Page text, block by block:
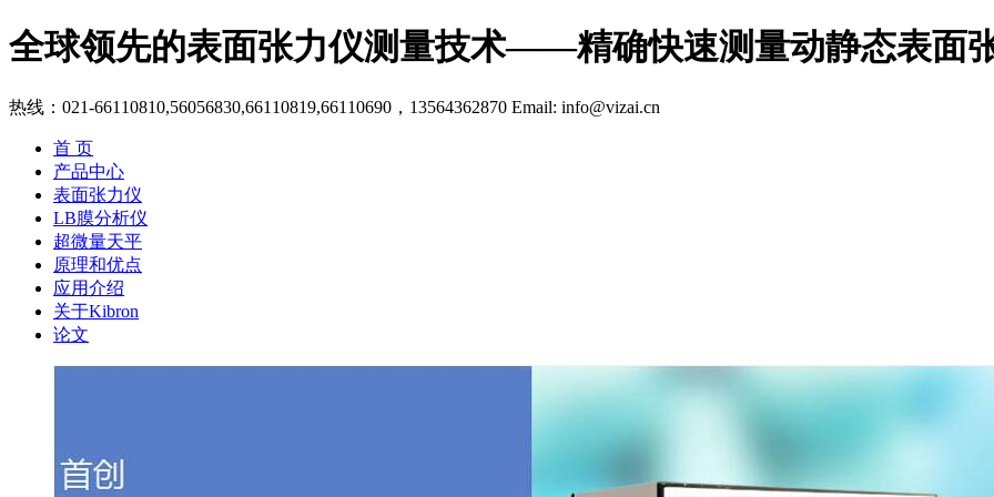
全球领先的表面张力仪测量技术——精确快速测量动静态表面
热线：021-66110810,56056830,66110819,66110690，13564362870 Email: info@vizai.cn
首 页
产品中心
表面张力仪
LB膜分析仪
超微量天平
原理和优点
应用介绍
关于Kibron
论文